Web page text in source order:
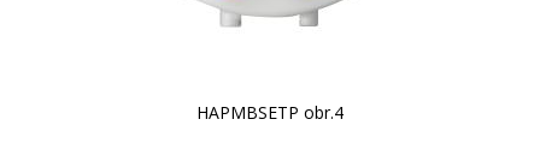
HAPMBSETP obr.4